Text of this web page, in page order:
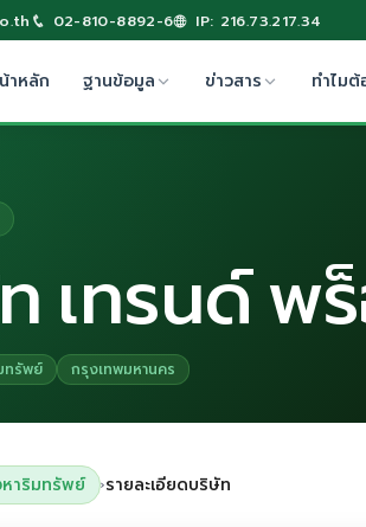
02-810-8892-6 IP: 216.73.217.34
าหลัก ฐานข้อมูล ข่าวสาร ทำไมต้
เทรนด์ พ
ทรัพย์ กรุงเทพมหานคร
าริมทรัพย์ ›รายละเอียดบริษัท